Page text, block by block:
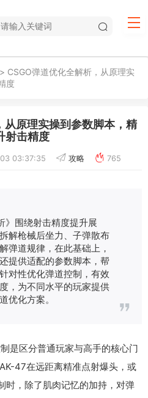
CSGO弹道优化全解析，从原理实
度
从原理实操到参数脚本，精
射击精度
03:37:35 攻略 765
》围绕射击精度提升展
解枪械后坐力、子弹散布
弹道规律，在此基础上，
提供适配的参数脚本，帮
对性优化弹道控制，有效
，为不同水平的玩家提供
优化方案。
是区分普通玩家与高手的核心门
47在远距离精准点射爆头，或
时，除了肌肉记忆的加持，对弹